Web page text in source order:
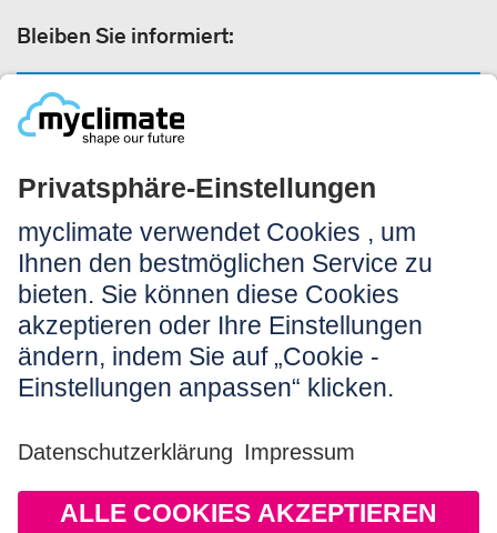
Bleiben Sie informiert:
Rechtliches:
Impressum
Nutzungshinweis
AGB
Datenschutz
Barrierefreiheit